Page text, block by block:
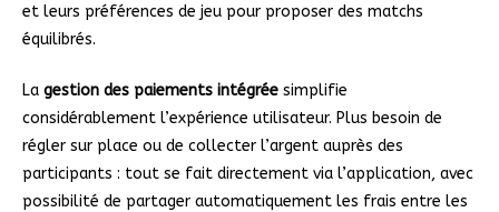
et leurs préférences de jeu pour proposer des matchs
équilibrés.
La gestion des paiements intégrée simplifie
considérablement l’expérience utilisateur. Plus besoin de
régler sur place ou de collecter l’argent auprès des
participants : tout se fait directement via l’application, avec
possibilité de partager automatiquement les frais entre les